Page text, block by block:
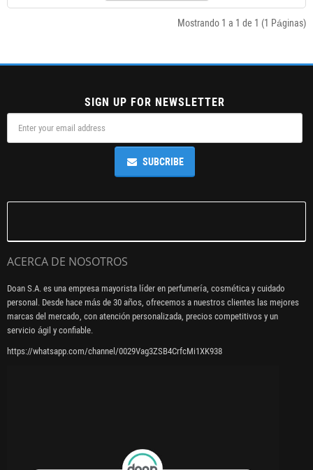
Mostrando 1 a 1 de 1 (1 Páginas)
SIGN UP FOR NEWSLETTER
SUBCRIBE
ACERCA DE NOSOTROS
Doan S.A. es una empresa mayorista líder en perfumería, cosmética y cuidado
personal. Desde hace más de 30 años, ofrecemos a nuestros clientes las mejores
marcas del mercado, con atención personalizada, precios competitivos y un
servicio ágil y confiable.
https://whatsapp.com/channel/0029Vag3ZSB4CrfcMi1XK938